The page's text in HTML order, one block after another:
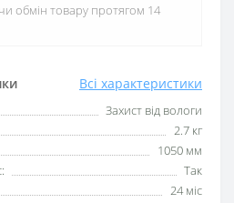
Всі характеристики
Захист від вологи
2.7 кг
1050 мм
Так
24 міс
обмін товару протягом 14